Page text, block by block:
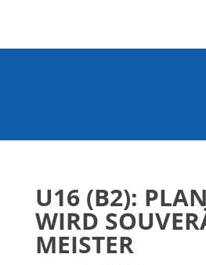
U16 (B2):
WIRD
MEISTER